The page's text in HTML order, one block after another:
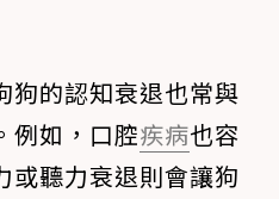
狗的認知衰退也常與
例如，口腔疾病也容
或聽力衰退則會讓狗